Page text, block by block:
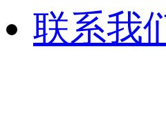
联系我